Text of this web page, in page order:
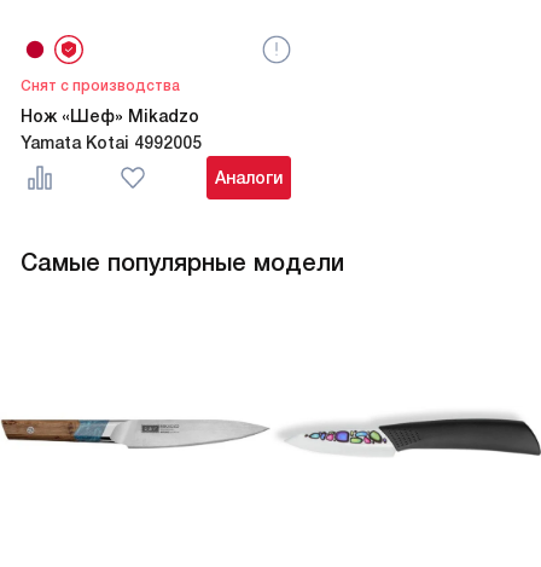
Снят с производства
Нож «Шеф» Mikadzo
Yamata Kotai 4992005
Аналоги
Самые популярные модели